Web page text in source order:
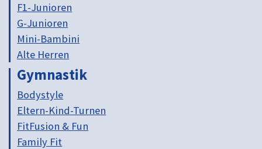
F1-Junioren
G-Junioren
Mini-Bambini
Alte Herren
Gymnastik
Bodystyle
Eltern-Kind-Turnen
FitFusion & Fun
Family Fit